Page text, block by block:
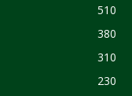
510
380
310
230